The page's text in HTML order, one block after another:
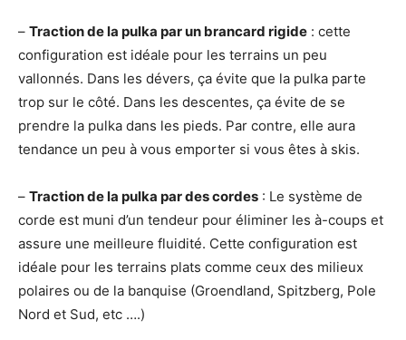
– Traction de la pulka par un brancard rigide : cette
configuration est idéale pour les terrains un peu
vallonnés. Dans les dévers, ça évite que la pulka parte
trop sur le côté. Dans les descentes, ça évite de se
prendre la pulka dans les pieds. Par contre, elle aura
tendance un peu à vous emporter si vous êtes à skis.
– Traction de la pulka par des cordes : Le système de
corde est muni d’un tendeur pour éliminer les à-coups et
assure une meilleure fluidité. Cette configuration est
idéale pour les terrains plats comme ceux des milieux
polaires ou de la banquise (Groendland, Spitzberg, Pole
Nord et Sud, etc ….)